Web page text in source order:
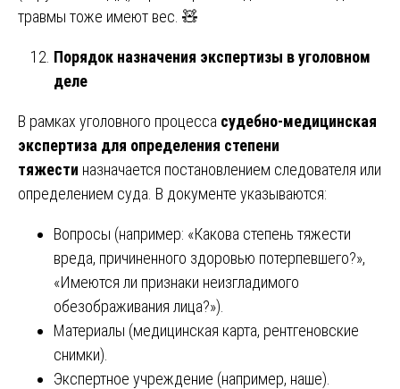
травмы тоже имеют вес. 🧸
Порядок назначения экспертизы в уголовном
деле
В рамках уголовного процесса судебно-медицинская
экспертиза для определения степени
тяжести назначается постановлением следователя или
определением суда. В документе указываются:
Вопросы (например: «Какова степень тяжести
вреда, причиненного здоровью потерпевшего?»,
«Имеются ли признаки неизгладимого
обезображивания лица?»).
Материалы (медицинская карта, рентгеновские
снимки).
Экспертное учреждение (например, наше).